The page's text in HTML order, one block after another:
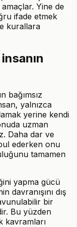
amaçlar. Yine de
ifade etmek
kurallara
bağımsız
yalnızca
yerine kendi
uzman
Daha dar ve
ederken onu
tamamen
yapma gücü
davranışını dış
bir
Bu yüzden
kavramları